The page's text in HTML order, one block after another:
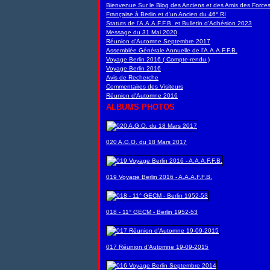
Bienvenue Sur le Blog des Anciens et des Amis des Forces
Française à Berlin et d'un Ancien du 46° RI
Statuts de l'A.A.A.F.F.B. et Bulletin d'Adhésion 2023
Message du 31 Mai 2020
Réunion d'Automne Septembre 2017
Assemblée Générale Annuelle de l'A.A.A.F.F.B.
Voyage Berlin 2016 ( Compte-rendu )
Voyage Berlin 2016
Avis de Recherche
Commentaires des Visiteurs
Réunion d'Automne 2016
ALBUMS PHOTOS
020 A.G.O. du 18 Mars 2017
019 Voyage Berlin 2016 - A.A.A.F.F.B.
018 - 11° GECM - Berlin 1952-53
017 Réunion d'Automne 19-09-2015